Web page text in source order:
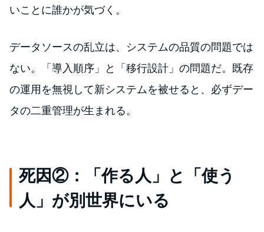
いことに誰かが気づく。
データソースの乱立は、システムの品質の問題では
ない。「導入順序」と「移行設計」の問題だ。既存
の運用を無視して新システムを被せると、必ずデー
タの二重管理が生まれる。
死因②：「作る人」と「使う
人」が別世界にいる